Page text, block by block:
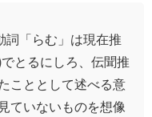
詞「らむ」は現在推
とるにしろ、伝聞推
こととして述べる意
ていないものを想像